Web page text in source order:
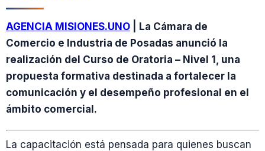
AGENCIA MISIONES.UNO | La Cámara de
Comercio e Industria de Posadas anunció la
realización del Curso de Oratoria – Nivel 1, una
propuesta formativa destinada a fortalecer la
comunicación y el desempeño profesional en el
ámbito comercial.
La capacitación está pensada para quienes buscan